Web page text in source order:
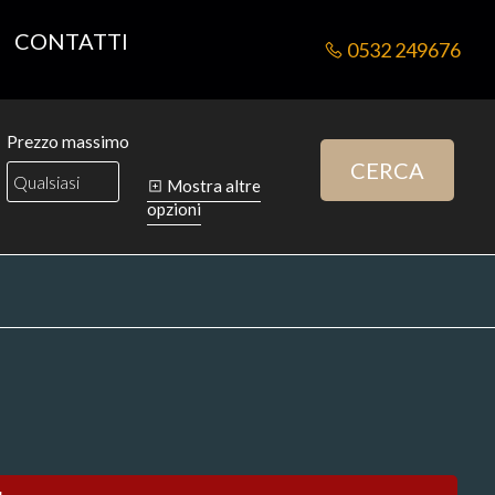
CONTATTI 0532 249676
Prezzo massimo
Mostra altre
opzioni
CERCA